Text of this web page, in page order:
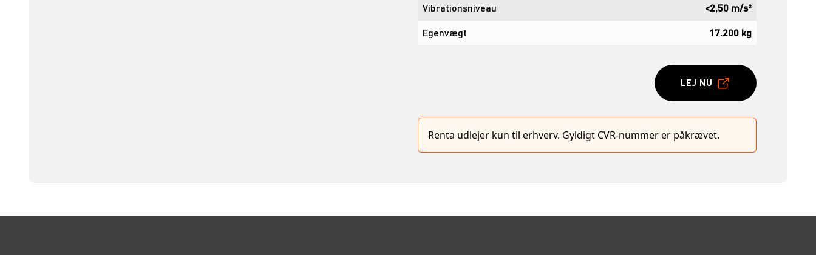
Vibrationsniveau
<2,50 m/s²
Egenvægt
17.200 kg
LEJ NU
Renta udlejer kun til erhverv. Gyldigt CVR-nummer er påkrævet.